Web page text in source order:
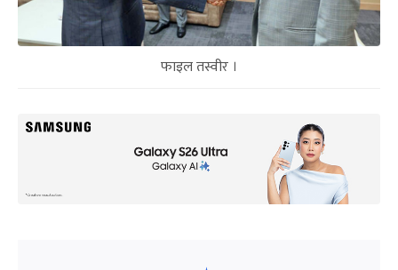
फाइल तस्वीर ।